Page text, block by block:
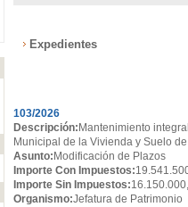
Expedientes
103/2026
Descripción: Mantenimiento
Municipal de la Vivienda y Suelo
Asunto: Modificación de Plazos
Importe Con Impuestos:
Importe Sin Impuestos:
Organismo:Jefatura de Patrimonio